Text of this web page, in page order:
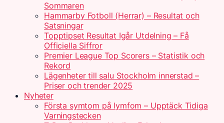
Sommaren
Hammarby Fotboll (Herrar) – Resultat och
Satsningar
Topptipset Resultat Igår Utdelning – Få
Officiella Siffror
Premier League Top Scorers – Statistik och
Rekord
Lägenheter till salu Stockholm innerstad –
Priser och trender 2025
Nyheter
Första symtom på lymfom – Upptäck Tidiga
Varningstecken